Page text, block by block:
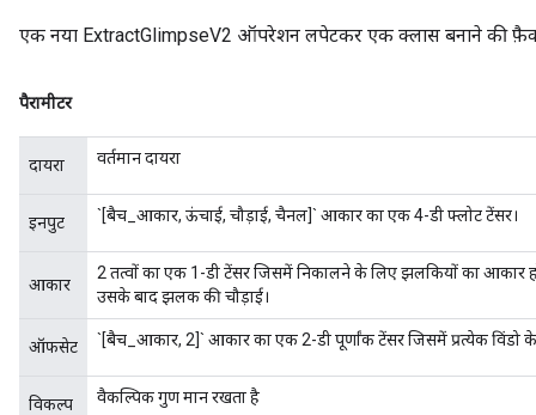
एक नया ExtractGlimpseV2 ऑपरेशन लपेटकर एक क्लास बनाने की
पैरामीटर
दायरा वर्तमान दायरा
इनपुट `[बैच_आकार, ऊंचाई, चौड़ाई, चैनल]` आकार का एक 4-डी फ्लोट टेंसर।
आकार
2 तत्वों का एक 1-डी टेंसर जिसमें निकालने के लिए झलकियों का आकार
उसके बाद झलक की चौड़ाई।
ऑफसेट `[बैच_आकार, 2]` आकार का एक 2-डी पूर्णांक टेंसर जिसमें प्रत्येक विंडो के
विकल्प वैकल्पिक गुण मान रखता है